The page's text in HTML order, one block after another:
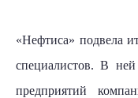
«Нефтиса» подвела
специалистов. В
предприятий